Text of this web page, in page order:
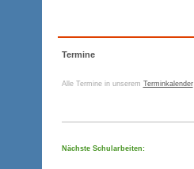
Termine
Alle Termine in unserem Terminkalender
Nächste Schularbeiten: